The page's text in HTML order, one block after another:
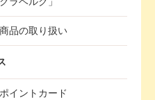
品の取り扱い
イントカード